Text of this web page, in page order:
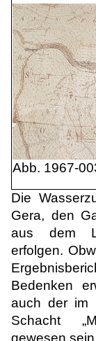
Abb. 1967-
Die
Gera, den
aus dem
erfolgen.
Bedenken
auch der im
Schacht